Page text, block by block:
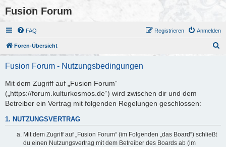
Fusion Forum
FAQ Anmelden
Registrieren
Foren-Übersicht
Fusion Forum - Nutzungsbedingungen
Mit dem Zugriff auf „Fusion Forum“
(„https://forum.kulturkosmos.de“) wird zwischen dir und dem
Betreiber ein Vertrag mit folgenden Regelungen geschlossen:
1. NUTZUNGSVERTRAG
Mit dem Zugriff auf „Fusion Forum“ (im Folgenden „das Board“) schließt
du einen Nutzungsvertrag mit dem Betreiber des Boards ab (im